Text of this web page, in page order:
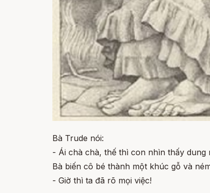
Bà Trude nói:
- Ái chà chà, thế thì con nhìn thấy
Bà biến cô bé thành một khúc gỗ và
- Giờ thì ta đã rõ mọi việc!